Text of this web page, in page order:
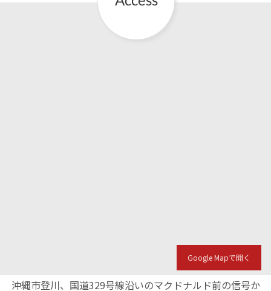
Google Mapで開く
沖縄市登川、国道329号線沿いのマクドナルド前の信号か